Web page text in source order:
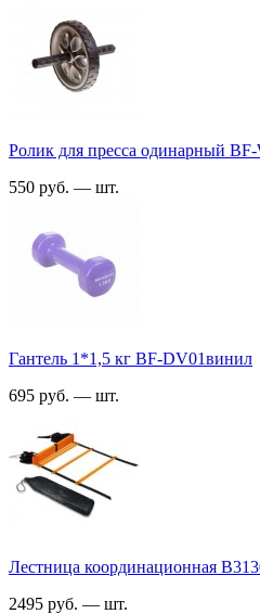
Ролик для пресса одинарный
550 руб. — шт.
Гантель 1*1,5 кг BF-DV01винил
695 руб. — шт.
Лестница координационная
2495 руб. — шт.